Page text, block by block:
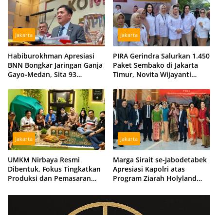
Jakarta
Habiburokhman Apresiasi
BNN Bongkar Jaringan Ganja
Gayo-Medan, Sita 93
Jakarta
PIRA Gerindra Salurkan 1.450
Paket Sembako di Jakarta
Timur, Novita Wijayanti
Prabowo
Jakarta
UMKM Nirbaya Resmi
Dibentuk, Fokus Tingkatkan
Produksi dan Pemasaran
Jakarta
Marga Sirait se-Jabodetabek
Apresiasi Kapolri atas
Program Ziarah Holyland
Merdeka Sirait